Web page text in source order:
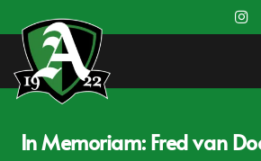
In Memoriam: Fred van